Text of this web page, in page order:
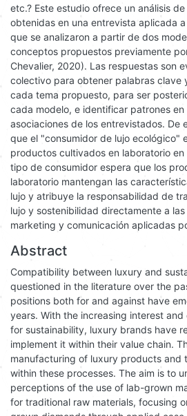
etc.? Este estudio ofrece un análisis
obtenidas en una entrevista aplicada
que se analizaron a partir de dos
conceptos propuestos previamente
Chevalier, 2020). Las respuestas son
colectivo para obtener palabras clave
cada tema propuesto, para ser
cada modelo, e identificar patrones
asociaciones de los entrevistados. De
que el "consumidor de lujo ecológico"
productos cultivados en laboratorio en
tipo de consumidor espera que los
laboratorio mantengan las
lujo y atribuye la responsabilidad de
lujo y sostenibilidad directamente a
marketing y comunicación aplicadas
Abstract
Compatibility between luxury and
questioned in the literature over the
positions both for and against have
years. With the increasing interest
for sustainability, luxury brands have
implement it within their value chain.
manufacturing of luxury products and
within these processes. The aim is to
perceptions of the use of lab-grown
for traditional raw materials, focusing